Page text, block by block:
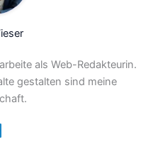
als Web-Redakteurin.
gestalten sind meine